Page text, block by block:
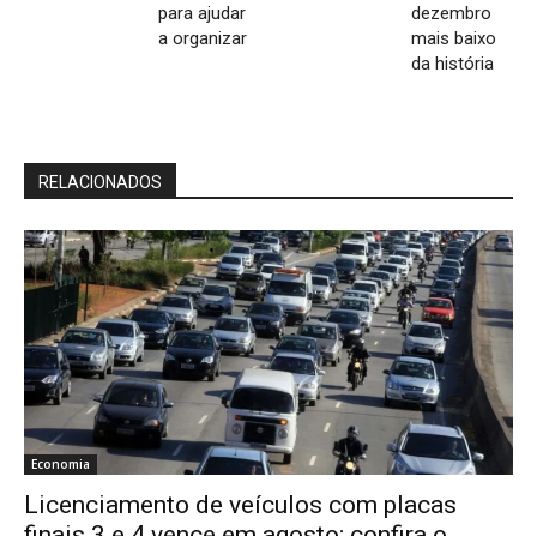
para ajudar
a organizar
dezembro
mais baixo
da história
RELACIONADOS
Economia
Licenciamento de veículos com placas